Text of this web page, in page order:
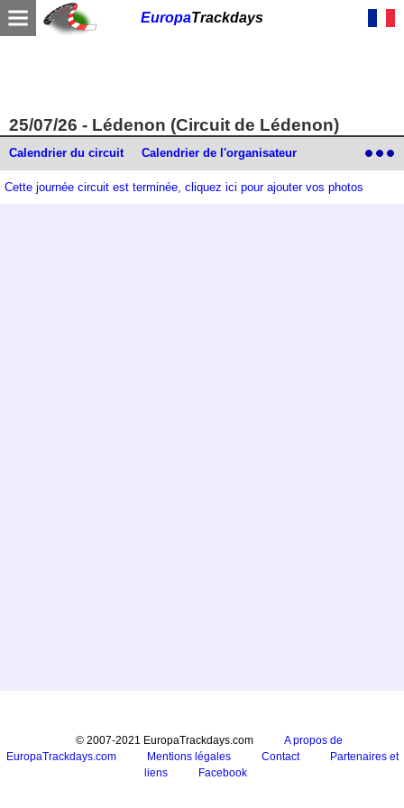
EuropaTrackdays
25/07/26 - Lédenon (Circuit de Lédenon)
Calendrier du circuit Calendrier de l'organisateur
Cette journée circuit est terminée, cliquez ici pour ajouter vos photos
© 2007-2021 EuropaTrackdays.com
A propos de
EuropaTrackdays.com
Mentions légales Contact
Partenaires et
liens
Facebook